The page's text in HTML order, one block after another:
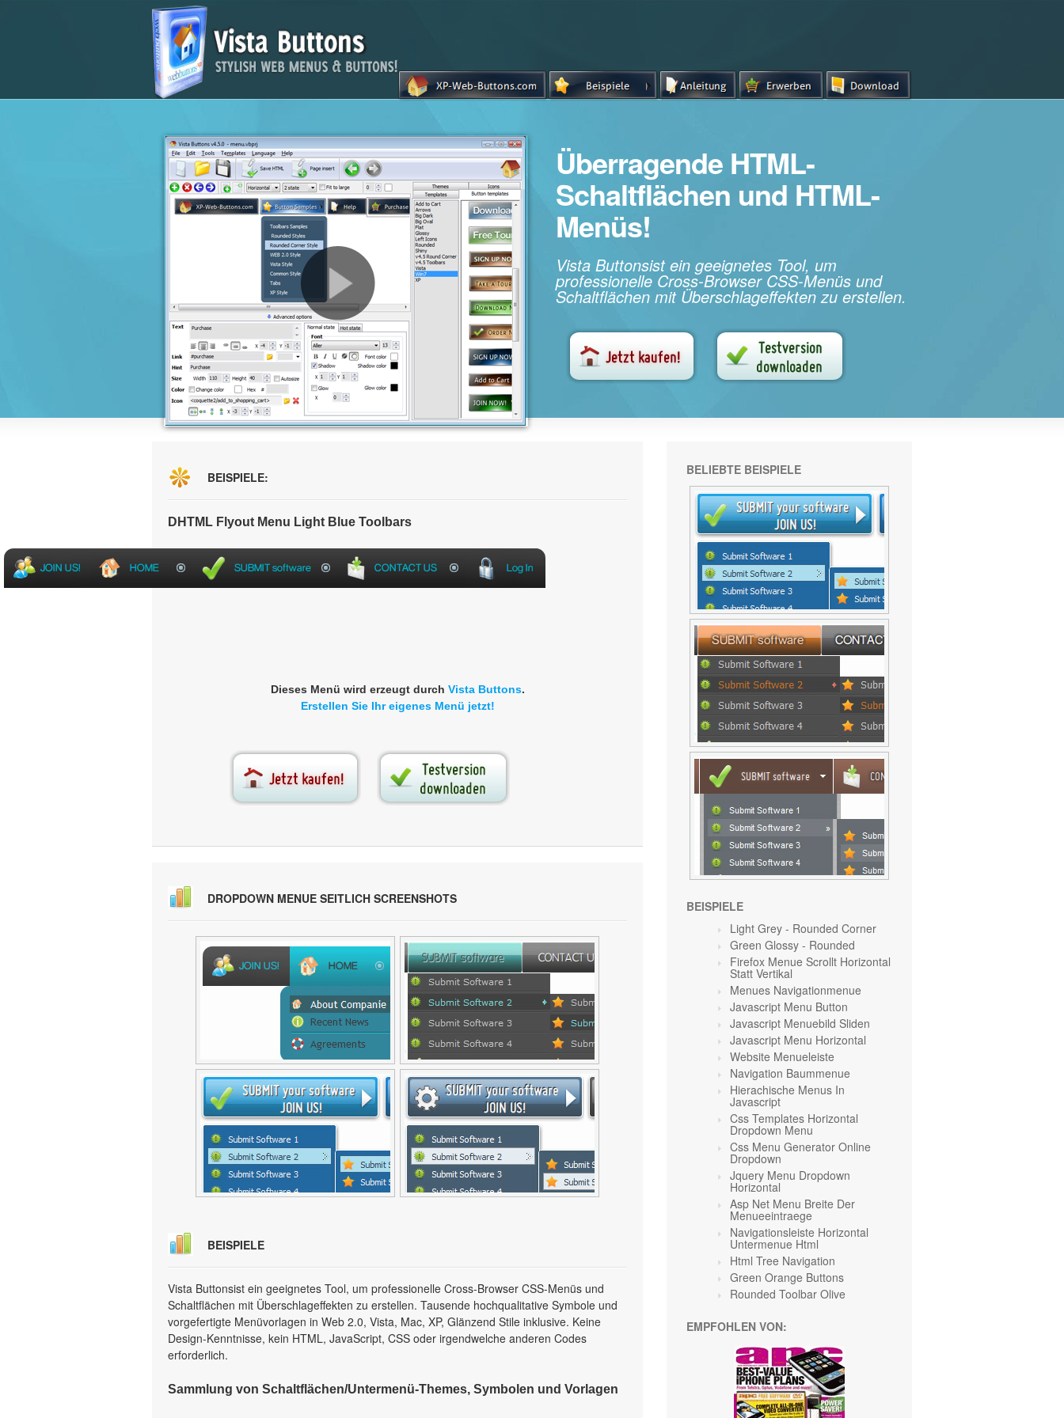
Überragende HTML-
Schaltflächen und HTML-
Menüs!
Vista Buttonsist ein geeignetes Tool, um
professionelle Cross-Browser CSS-Menüs und
Schaltflächen mit Überschlageffekten zu erstellen.
BEISPIELE:
DHTML Flyout Menu Light Blue Toolbars
Dieses Menü wird erzeugt durch Vista Buttons.
Erstellen Sie Ihr eigenes Menü jetzt!
DROPDOWN MENUE SEITLICH SCREENSHOTS
BEISPIELE
Vista Buttonsist ein geeignetes Tool, um professionelle Cross-Browser CSS-Menüs und
Schaltflächen mit Überschlageffekten zu erstellen. Tausende hochqualitative Symbole und
vorgefertigte Menüvorlagen in Web 2.0, Vista, Mac, XP, Glänzend Stile inklusive. Keine
Design-Kenntnisse, kein HTML, JavaScript, CSS oder irgendwelche anderen Codes
erforderlich.
Sammlung von Schaltflächen/Untermenü-Themes, Symbolen und Vorlagen
BELIEBTE BEISPIELE
BEISPIELE
Light Grey - Rounded Corner
Green Glossy - Rounded
Firefox Menue Scrollt Horizontal
Statt Vertikal
Menues Navigationmenue
Javascript Menu Button
Javascript Menuebild Sliden
Javascript Menu Horizontal
Website Menueleiste
Navigation Baummenue
Hierachische Menus In
Javascript
Css Templates Horizontal
Dropdown Menu
Css Menu Generator Online
Dropdown
Jquery Menu Dropdown
Horizontal
Asp Net Menu Breite Der
Menueeintraege
Navigationsleiste Horizontal
Untermenue Html
Html Tree Navigation
Green Orange Buttons
Rounded Toolbar Olive
EMPFOHLEN VON: